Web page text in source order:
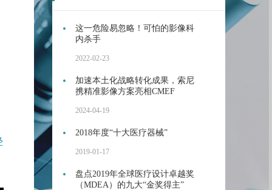
这一危险易忽略！可怕的影像科
内杀手
2022-02-23
加速本土化战略转化成果，索尼
携精准影像方案亮相CMEF
2024-04-19
2018年度“十大医疗器械”
2019-01-17
盘点2019年全球医疗设计卓越奖
（MDEA）的九大“金奖得主”